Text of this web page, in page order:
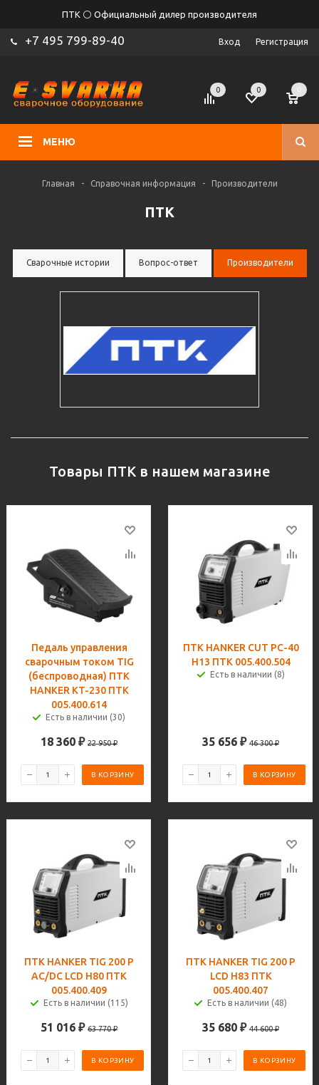
ПТК ⚪ Официальный дилер производителя
+7 495 799-89-40 Вход Регистрация
МЕНЮ
0 0
Главная - Справочная информация - Производители
ПТК
Сварочные истории Вопрос-ответ Производители
Товары ПТК в нашем магазине
Педаль управления
сварочным током TIG
(беспроводная) ПТК
HANKER KT-230 ПТК
005.400.614
Есть в наличии (30)
18 360 ₽ 22 950₽
В КОРЗИНУ
ПТК HANKER CUT PC-40
H13 ПТК 005.400.504
Есть в наличии (8)
35 656 ₽ 46 300₽
В КОРЗИНУ
ПТК HANKER TIG 200 P
AC/DC LCD H80 ПТК
005.400.409
Есть в наличии (115)
51 016 ₽ 63 770₽
В КОРЗИНУ
ПТК HANKER TIG 200 P
LCD H83 ПТК
005.400.407
Есть в наличии (48)
35 680 ₽ 44 600₽
В КОРЗИНУ